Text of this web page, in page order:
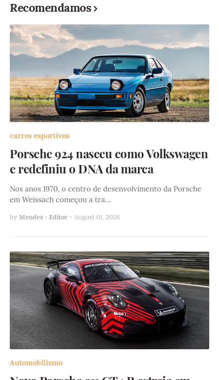
Recomendamos
carros esportivos
Porsche 924 nasceu como Volkswagen
e redefiniu o DNA da marca
Nos anos 1970, o centro de desenvolvimento da Porsche
em Weissach começou a tra…
by Mendes - Editor - August 01, 2026
Automobilismo